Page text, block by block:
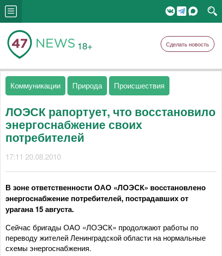
18+ Сделать новость
Коммуникации Природа Происшествия
ЛОЭСК рапортует, что восстановило
энергоснабжение своих
потребителей
17:11 20.08.2010
В зоне ответственности ОАО «ЛОЭСК» восстановлено
энергоснабжение потребителей, пострадавших от
урагана 15 августа.
Сейчас бригады ОАО «ЛОЭСК» продолжают работы по
переводу жителей Ленинградской области на нормальные
схемы энергоснабжения.